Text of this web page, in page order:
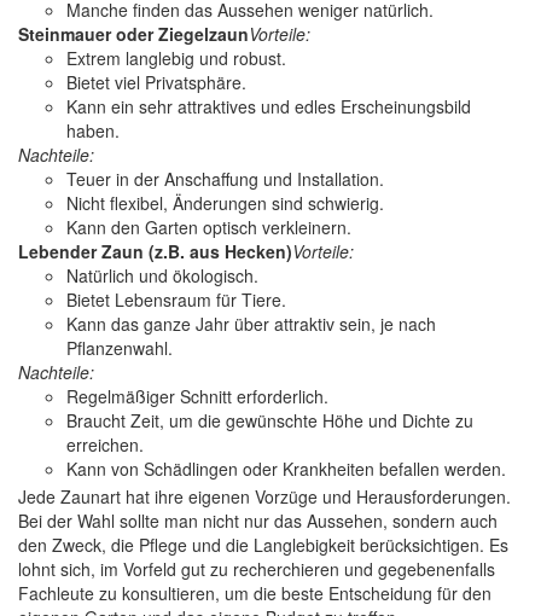
Manche finden das Aussehen weniger natürlich.
Steinmauer oder ZiegelzaunVorteile:
Extrem langlebig und robust.
Bietet viel Privatsphäre.
Kann ein sehr attraktives und edles Erscheinungsbild
haben.
Nachteile:
Teuer in der Anschaffung und Installation.
Nicht flexibel, Änderungen sind schwierig.
Kann den Garten optisch verkleinern.
Lebender Zaun (z.B. aus Hecken)Vorteile:
Natürlich und ökologisch.
Bietet Lebensraum für Tiere.
Kann das ganze Jahr über attraktiv sein, je nach
Pflanzenwahl.
Nachteile:
Regelmäßiger Schnitt erforderlich.
Braucht Zeit, um die gewünschte Höhe und Dichte zu
erreichen.
Kann von Schädlingen oder Krankheiten befallen werden.
Jede Zaunart hat ihre eigenen Vorzüge und Herausforderungen.
Bei der Wahl sollte man nicht nur das Aussehen, sondern auch
den Zweck, die Pflege und die Langlebigkeit berücksichtigen. Es
lohnt sich, im Vorfeld gut zu recherchieren und gegebenenfalls
Fachleute zu konsultieren, um die beste Entscheidung für den